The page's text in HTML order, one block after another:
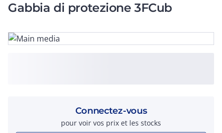
Gabbia di protezione 3FCub
Connectez-vous
pour voir vos prix et les stocks